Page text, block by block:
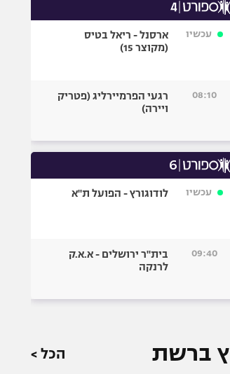
עכשיו
ארסנל - ריאל בטיס
(מקוצר 15)
08:10
רגעי הפרמיירליג (פטריק
ויירה)
עכשיו לודוגורץ - הפועל ת"א
09:40
בית"ר ירושלים - א.א.ק
לרנקה
ברשת הכל >